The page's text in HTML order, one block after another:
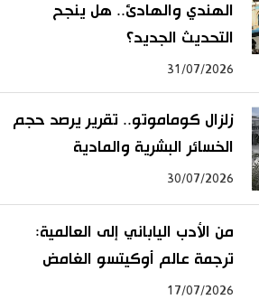
الهندي والهادئ.. هل ينجح
التحديث الجديد؟
31/07/2026
زلزال كوماموتو.. تقرير يرصد حجم
الخسائر البشرية والمادية
30/07/2026
من الأدب الياباني إلى العالمية:
ترجمة عالم أوكيتسو الغامض
17/07/2026